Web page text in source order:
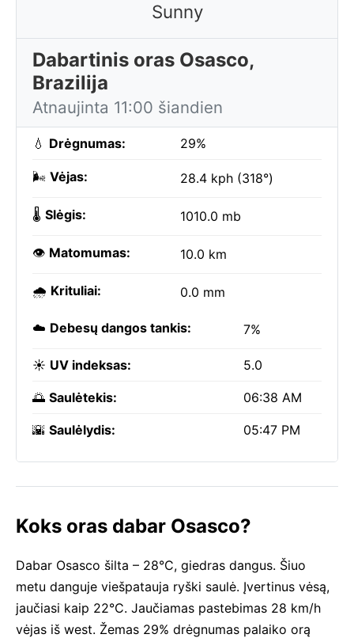
Sunny
Dabartinis oras Osasco,
Brazilija
Atnaujinta 11:00 šiandien
💧 Drėgnumas: 29%
🌬️ Vėjas: 28.4 kph (318°)
🌡️ Slėgis: 1010.0 mb
👁️ Matomumas: 10.0 km
🌧️ Krituliai: 0.0 mm
☁️ Debesų dangos tankis: 7%
☀️ UV indeksas: 5.0
🌅 Saulėtekis: 06:38 AM
🌇 Saulėlydis: 05:47 PM
Koks oras dabar Osasco?
Dabar Osasco šilta – 28°C, giedras dangus. Šiuo
metu danguje viešpatauja ryški saulė. Įvertinus vėsą,
jaučiasi kaip 22°C. Jaučiamas pastebimas 28 km/h
vėjas iš west. Žemas 29% drėgnumas palaiko orą